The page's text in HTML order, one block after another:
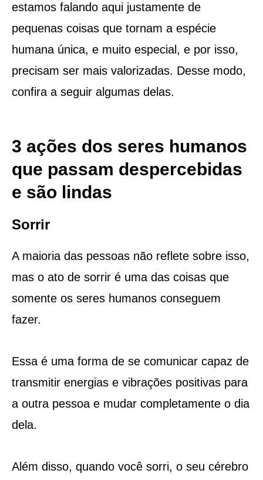
estamos falando aqui justamente de
pequenas coisas que tornam a espécie
humana única, e muito especial, e por isso,
precisam ser mais valorizadas. Desse modo,
confira a seguir algumas delas.
3 ações dos seres humanos
que passam despercebidas
e são lindas
Sorrir
A maioria das pessoas não reflete sobre isso,
mas o ato de sorrir é uma das coisas que
somente os seres humanos conseguem
fazer.
Essa é uma forma de se comunicar capaz de
transmitir energias e vibrações positivas para
a outra pessoa e mudar completamente o dia
dela.
Além disso, quando você sorri, o seu cérebro